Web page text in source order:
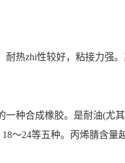
热zhi性较好，粘接力强
种合成橡胶。是耐油(尤
～24等五种。丙烯腈含量